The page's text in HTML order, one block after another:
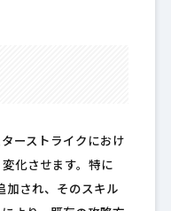
ーストライクにおけ
化させます。特に
加され、そのスキル